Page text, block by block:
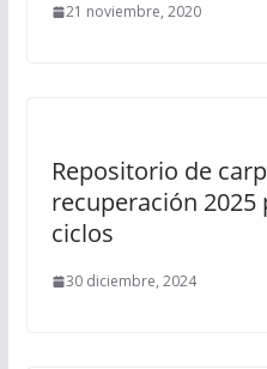
21 noviembre, 2020
Repositorio de
recuperación 2025
ciclos
30 diciembre, 2024